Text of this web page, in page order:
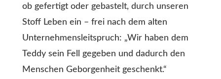
ob gefertigt oder gebastelt, durch unseren
Stoff Leben ein – frei nach dem alten
Unternehmensleitspruch: „Wir haben dem
Teddy sein Fell gegeben und dadurch den
Menschen Geborgenheit geschenkt.“